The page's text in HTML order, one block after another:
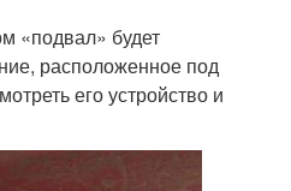
«подвал» будет
расположенное под
его устройство и